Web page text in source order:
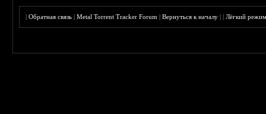
|Обратная связь |Metal Torrent Tracker Forum |Вернуться к началу ||Лёгкий